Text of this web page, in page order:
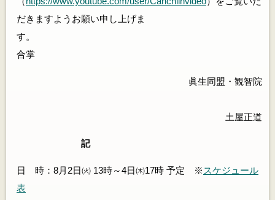
だきますようお願い申し上げま
す。
合掌
眞生同盟・観智院
土屋正道
記
日 時：8月2日㈫ 13時～4日㈭17時 予定 ※ スケジュール
表